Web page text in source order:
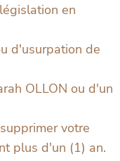
en
d'usurpation de
OLLON ou d'un
votre
plus d'un (1) an.